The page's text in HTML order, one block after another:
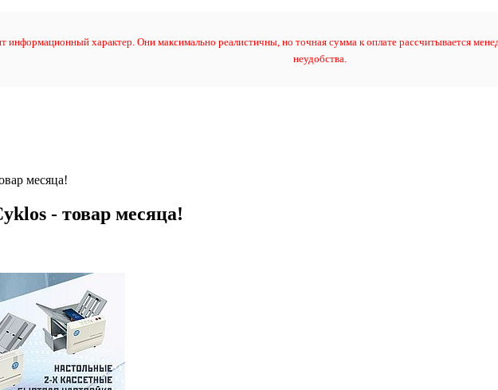
характер. Они максимально реалистичны, но точная сумма к оплате рассчитывается
неудобства.
месяца!
- товар месяца!